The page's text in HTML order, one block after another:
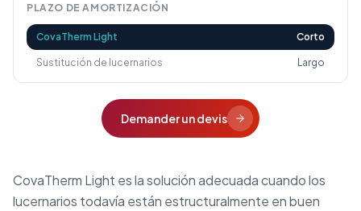
PLAZO DE AMORTIZACIÓN
CovaTherm Light Corto
Sustitución de lucernarios Largo
Demander un devis
CovaTherm Light es la solución adecuada cuando los
lucernarios todavía están estructuralmente en buen